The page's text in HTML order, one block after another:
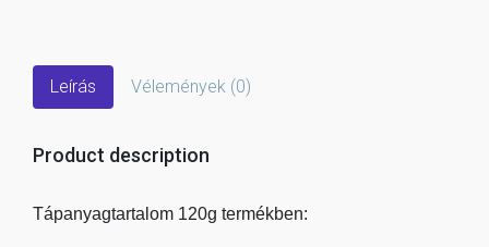
Leírás Vélemények (0)
Product description
Tápanyagtartalom 120g termékben: